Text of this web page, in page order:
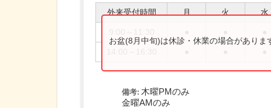
外来受付時間 月 火 水
お盆(8月中旬)は休診・休業の場合がありま
備考: 木曜PMのみ
金曜AMのみ